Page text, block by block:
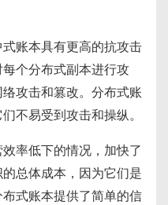
账本具有更高的抗攻击
个分布式副本进行攻
攻击和篡改。分布式账
不易受到攻击和操纵。
率低下的情况，加快了
总体成本，因为它们是
式账本提供了简单的信